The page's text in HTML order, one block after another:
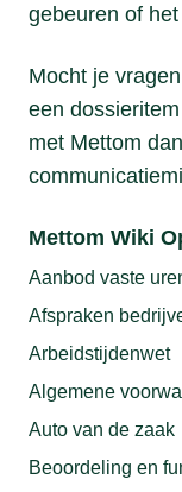
gebeuren of
Mocht je
een
met Mettom
Mettom Wiki
Aanbod vaste
Afspraken
Arbeidstijdenwet
Algemene
Auto van de zaak
Beoordeling en